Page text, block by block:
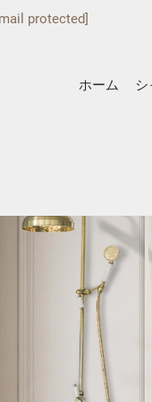
protected]
ホーム シ